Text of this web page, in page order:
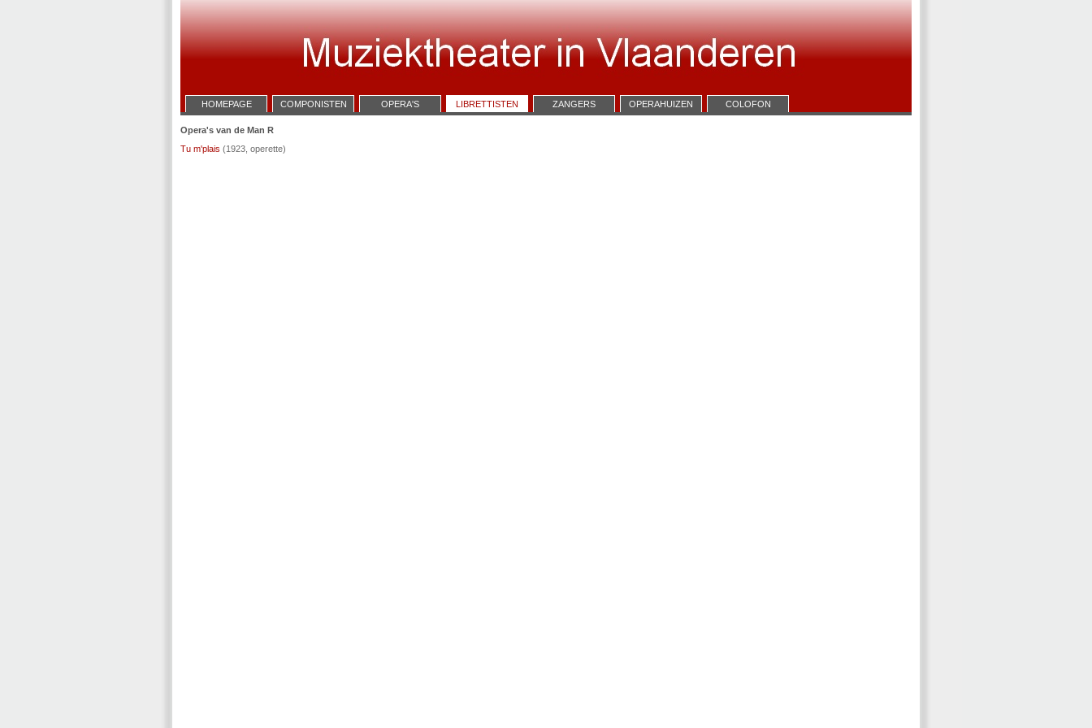
HOMEPAGE COMPONISTEN OPERA'S LIBRETTISTEN ZANGERS OPERAHUIZEN COLOFON
Opera's van de Man R
Tu m'plais (1923, operette)